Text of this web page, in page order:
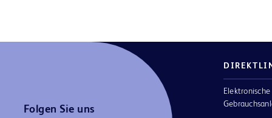
Folgen Sie uns
Elektronische